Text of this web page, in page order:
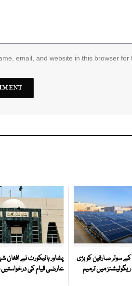
email, and website in this browser for
کے سولر صارفین کو بڑی
میں ترمیم
پشاور ہائیکورٹ نے افغان
عارضی قیام کی